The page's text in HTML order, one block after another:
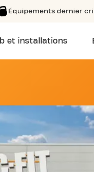
Équipements dernier cri
et installations